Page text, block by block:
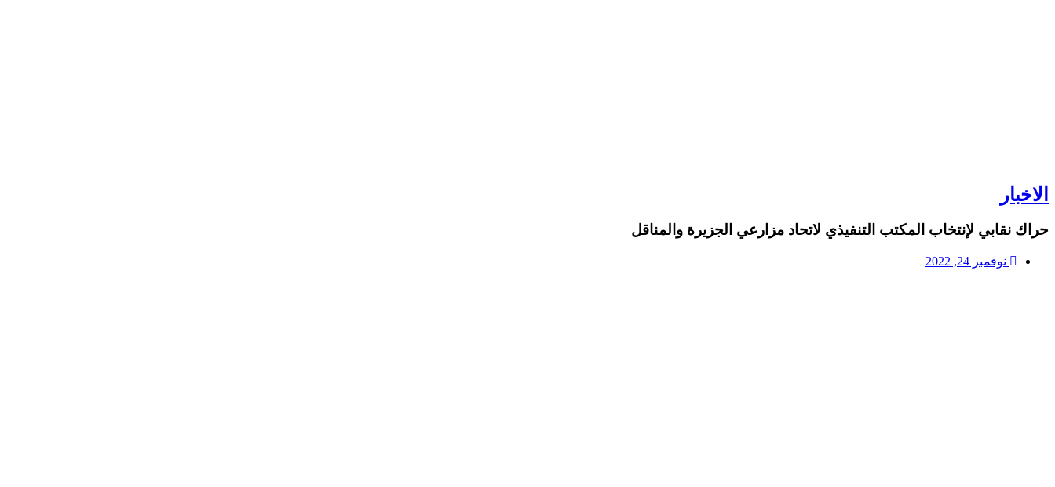
الاخبار
حراك نقابي لإنتخاب المكتب التنفيذي لاتحاد مزارعي الجزيرة والمناقل
نوفمبر 24, 2022